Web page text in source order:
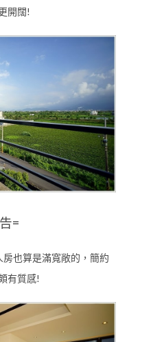
開闊!
=
也算是滿寬敞的，簡約
有質感!